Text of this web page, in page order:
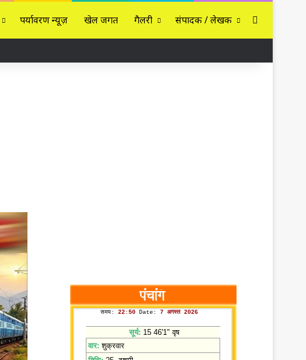
पर्यावरण न्यूज़ खेल जगत गैलरी संपादक / लेखक